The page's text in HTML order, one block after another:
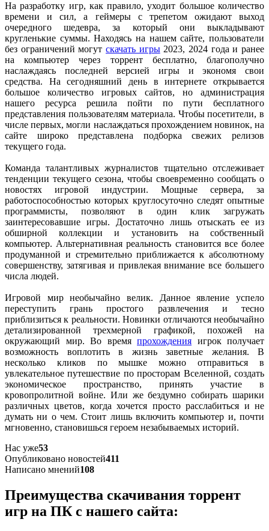
Most Wanted, которая 2005 года.
Mifman:Добро пожаловать на игровой сайт mifman.ru
Делитесь играми с друзьями и добавляйте сайт в избранное.
В этом чате Вы можете общаться. Пишите свои отзывы и
комментарии к играм.
На разработку игр, как правило, уходит большое количество
времени и сил, а геймеры с трепетом ожидают выход
очередного шедевра, за который они выкладывают
кругленькие суммы. Находясь на нашем сайте, пользователи
без ограничений могут скачать игры2023, 2024 года и ранее
на компьютер через торрент бесплатно, благополучно
наслаждаясь последней версией игры и экономя свои
средства. На сегодняшний день в интернете открывается
большое количество игровых сайтов, но администрация
нашего ресурса решила пойти по пути бесплатного
представления пользователям материала. Чтобы посетители, в
числе первых, могли наслаждаться прохождением новинок, на
сайте широко представлена подборка свежих релизов
текущего года.
Команда талантливых журналистов тщательно отслеживает
тенденции текущего сезона, чтобы своевременно сообщать о
новостях игровой индустрии. Мощные сервера, за
работоспособностью которых круглосуточно следят опытные
программисты, позволяют в один клик загружать
заинтересовавшие игры. Достаточно лишь отыскать ее из
обширной коллекции и установить на собственный
компьютер. Альтернативная реальность становится все более
продуманной и стремительно приближается к абсолютному
совершенству, затягивая и привлекая внимание все большего
числа людей.
Игровой мир необычайно велик. Данное явление успело
переступить грань простого развлечения и тесно
приблизиться к реальности. Новинки отличаются необычайно
детализированной трехмерной графикой, похожей на
окружающий мир. Во время прохождения игрок получает
возможность воплотить в жизнь заветные желания. В
несколько кликов по мышке можно отправиться в
увлекательное путешествие по просторам Вселенной, создать
экономическое пространство, принять участие в
кровопролитной войне. Или же бездумно собирать шарики
различных цветов, когда хочется просто расслабиться и не
думать ни о чем. Стоит лишь включить компьютер и, почти
мгновенно, становишься героем незабываемых историй.
Нас уже53
Опубликовано новостей411
Написано мнений108
Преимущества скачивания торрент
игр на ПК с нашего сайта: